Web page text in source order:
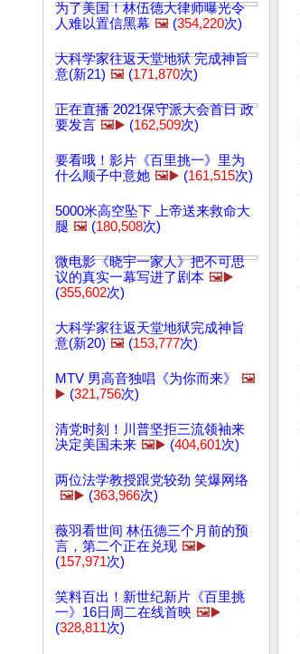
为了美国！林伍德大律师曝光令
人难以置信黑幕 🖼️ (354,220次)
大科学家往返天堂地狱 完成神旨
意(新21) 🖼️ (171,870次)
正在直播 2021保守派大会首日 政
要发言 🖼️▶️ (162,509次)
要看哦！影片《百里挑一》里为
什么顺子中意她 🖼️▶️ (161,515次)
5000米高空坠下 上帝送来救命大
腿 🖼️ (180,508次)
微电影《晓宇一家人》把不可思
议的真实一幕写进了剧本 🖼️▶️
(355,602次)
大科学家往返天堂地狱完成神旨
意(新20) 🖼️ (153,777次)
MTV 男高音独唱《为你而来》
🖼️
▶️ (321,756次)
清党时刻！川普坚拒三流领袖来
决定美国未来 🖼️▶️ (404,601次)
两位法学教授跟党较劲 笑爆网络
🖼️▶️ (363,966次)
薇羽看世间 林伍德三个月前的预
言，第二个正在兑现 🖼️▶️
(157,971次)
笑料百出！新世纪新片《百里挑
一》16日周二在线首映 🖼️▶️
(328,811次)